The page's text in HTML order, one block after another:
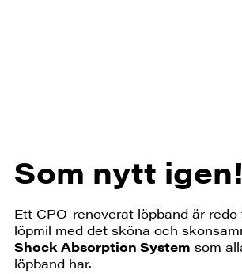
Som nytt igen!
Ett CPO-renoverat löpband är redo
löpmil med det sköna och
Shock Absorption System som
löpband har.